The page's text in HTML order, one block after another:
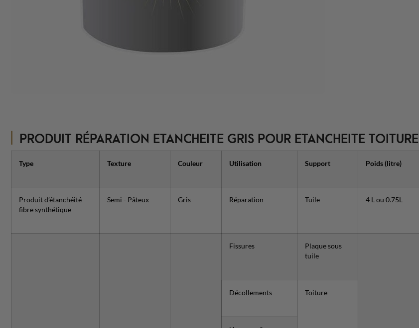
PRODUIT RÉPARATION ETANCHEITE GRIS POUR ETANCHEITE TOITURE
Type Texture Couleur Utilisation Support Poids (litre)
Produit d’étanchéité
fibre synthétique
Semi - Pâteux Gris Réparation Tuile 4 L ou 0.75L
Fissures
Plaque sous
tuile
Décollements Toiture